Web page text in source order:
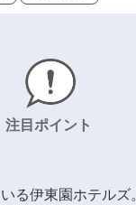
注目ポイント
る伊東園ホテルズ。